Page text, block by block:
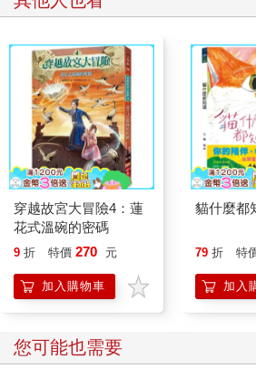
穿越故宮大冒險4：蓮
花式溫碗的密碼
9 折 特價 270 元
加入購物車
貓什麼都
79 折 特
加入
您可能也需要